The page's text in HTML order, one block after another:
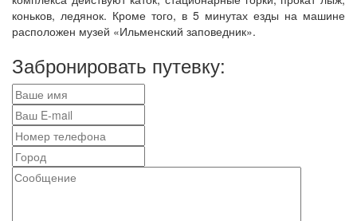
коньков, ледянок. Кроме того, в 5 минутах езды на машине
расположен музей «Ильменский заповедник».
Забронировать путевку: